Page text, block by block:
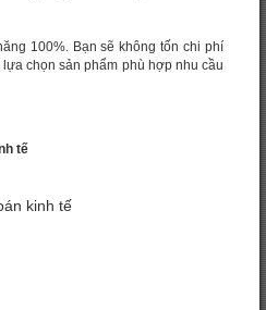
100%. Bạn sẽ không tốn chi phí
chọn sản phẩm phù hợp nhu cầu
tế
kinh tế